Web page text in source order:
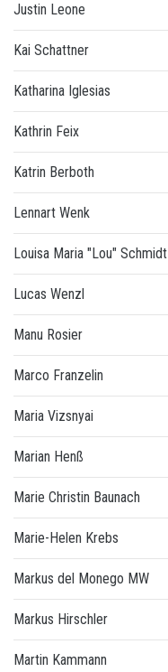
Justin Leone
Kai Schattner
Katharina Iglesias
Kathrin Feix
Katrin Berboth
Lennart Wenk
Louisa Maria "Lou" Schmidt
Lucas Wenzl
Manu Rosier
Marco Franzelin
Maria Vizsnyai
Marian Henß
Marie Christin Baunach
Marie-Helen Krebs
Markus del Monego MW
Markus Hirschler
Martin Kammann